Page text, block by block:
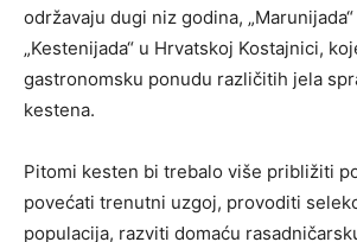
održavaju dugi niz godina,
„Kestenijada“ u Hrvatskoj Kostajnici,
gastronomsku ponudu različitih jela
kestena.
Pitomi kesten bi trebalo više približiti
povećati trenutni uzgoj, provoditi
populacija, razviti domaću